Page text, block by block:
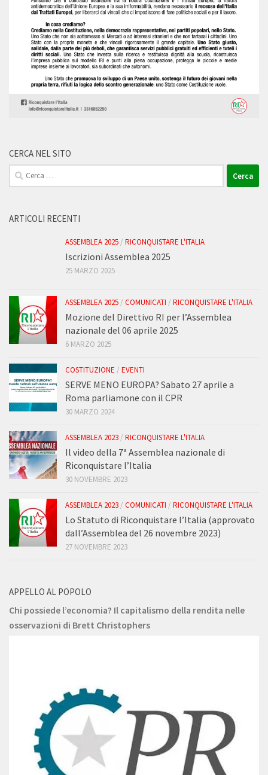
CERCA NEL SITO
Ricerca
per:
ARTICOLI RECENTI
ASSEMBLEA 2025/ RICONQUISTARE L'ITALIA
Iscrizioni Assemblea 2025
25 MARZO 2025
ASSEMBLEA 2025/ COMUNICATI / RICONQUISTARE L'ITALIA
Mozione del Direttivo RI per l’Assemblea
nazionale del 06 aprile 2025
6 MARZO 2025
COSTITUZIONE / EVENTI
SERVE MENO EUROPA? Sabato 27 aprile a
Roma parliamone con il CPR
30 MARZO 2024
ASSEMBLEA 2023/ RICONQUISTARE L'ITALIA
Il video della 7ª Assemblea nazionale di
Riconquistare l’Italia
30 NOVEMBRE 2023
ASSEMBLEA 2023/ COMUNICATI / RICONQUISTARE L'ITALIA
Lo Statuto di Riconquistare l’Italia (approvato
dall’Assemblea del 26 novembre 2023)
27 NOVEMBRE 2023
APPELLO AL POPOLO
Chi possiede l’economia? Il capitalismo della rendita nelle
osservazioni di Brett Christophers